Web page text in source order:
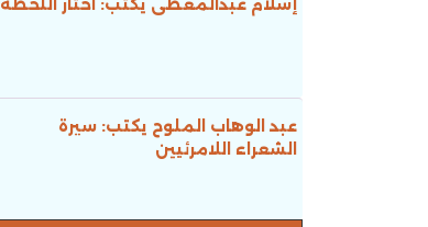
عبد الوهاب الملوح يكتب: سيرة
الشعراء اللامرئيين